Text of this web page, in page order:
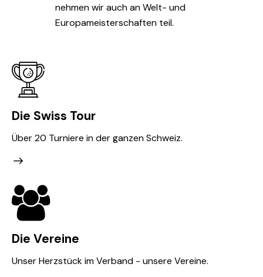
nehmen wir auch an Welt- und
Europameisterschaften teil.
Die Swiss Tour
Über 20 Turniere in der ganzen Schweiz.
Die Vereine
Unser Herzstück im Verband - unsere Vereine.